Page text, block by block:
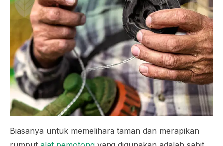
Biasanya untuk memelihara taman dan merapikan